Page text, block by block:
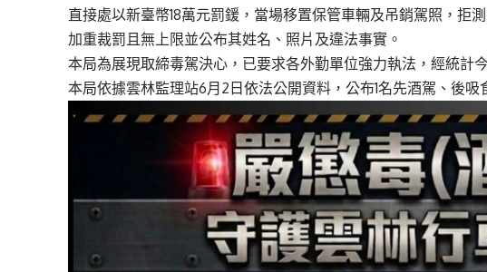
直接處以新臺幣18萬元罰鍰， 當場移置保管車輛及吊銷駕照，拒
加重裁罰且無上限並公布其姓名、照片及違法事實。
本局為展現取締毒駕決心，已要求各外勤單位強力執法，經統計
本局依據雲林監理站6月2日依法公開資料，公布1名先酒駕、後吸